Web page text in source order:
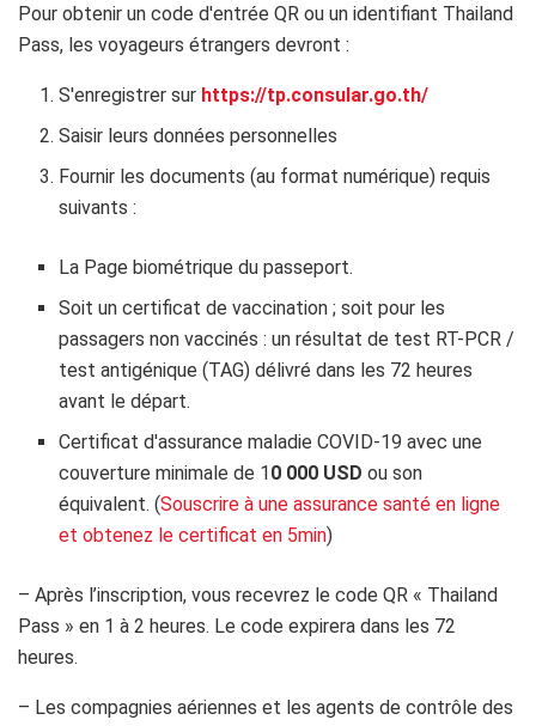
Pour obtenir un code d'entrée QR ou un identifiant Thailand
Pass, les voyageurs étrangers devront :
S'enregistrer sur https://tp.consular.go.th/
Saisir leurs données personnelles
Fournir les documents (au format numérique) requis
suivants :
La Page biométrique du passeport.
Soit un certificat de vaccination ; soit pour les
passagers non vaccinés : un résultat de test RT-PCR /
test antigénique (TAG) délivré dans les 72 heures
avant le départ.
Certificat d'assurance maladie COVID-19 avec une
couverture minimale de 10 000 USD ou son
équivalent. (Souscrire à une assurance santé en ligne
et obtenez le certificat en 5min)
– Après l’inscription, vous recevrez le code QR « Thailand
Pass » en 1 à 2 heures. Le code expirera dans les 72
heures.
– Les compagnies aériennes et les agents de contrôle des